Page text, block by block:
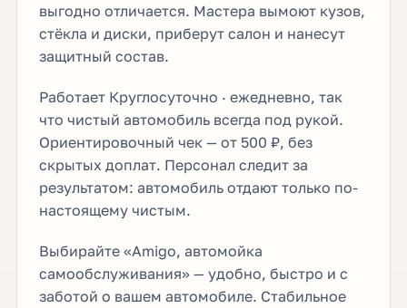
выгодно отличается. Мастера вымоют кузов,
стёкла и диски, приберут салон и нанесут
защитный состав.
Работает Круглосуточно · ежедневно, так
что чистый автомобиль всегда под рукой.
Ориентировочный чек — от 500 ₽, без
скрытых доплат. Персонал следит за
результатом: автомобиль отдают только по-
настоящему чистым.
Выбирайте «Amigo, автомойка
самообслуживания» — удобно, быстро и с
заботой о вашем автомобиле. Стабильное